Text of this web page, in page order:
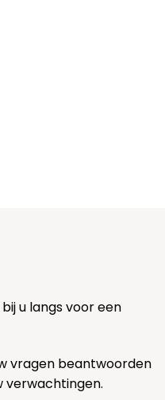
u langs voor een
vragen beantwoorden
verwachtingen.